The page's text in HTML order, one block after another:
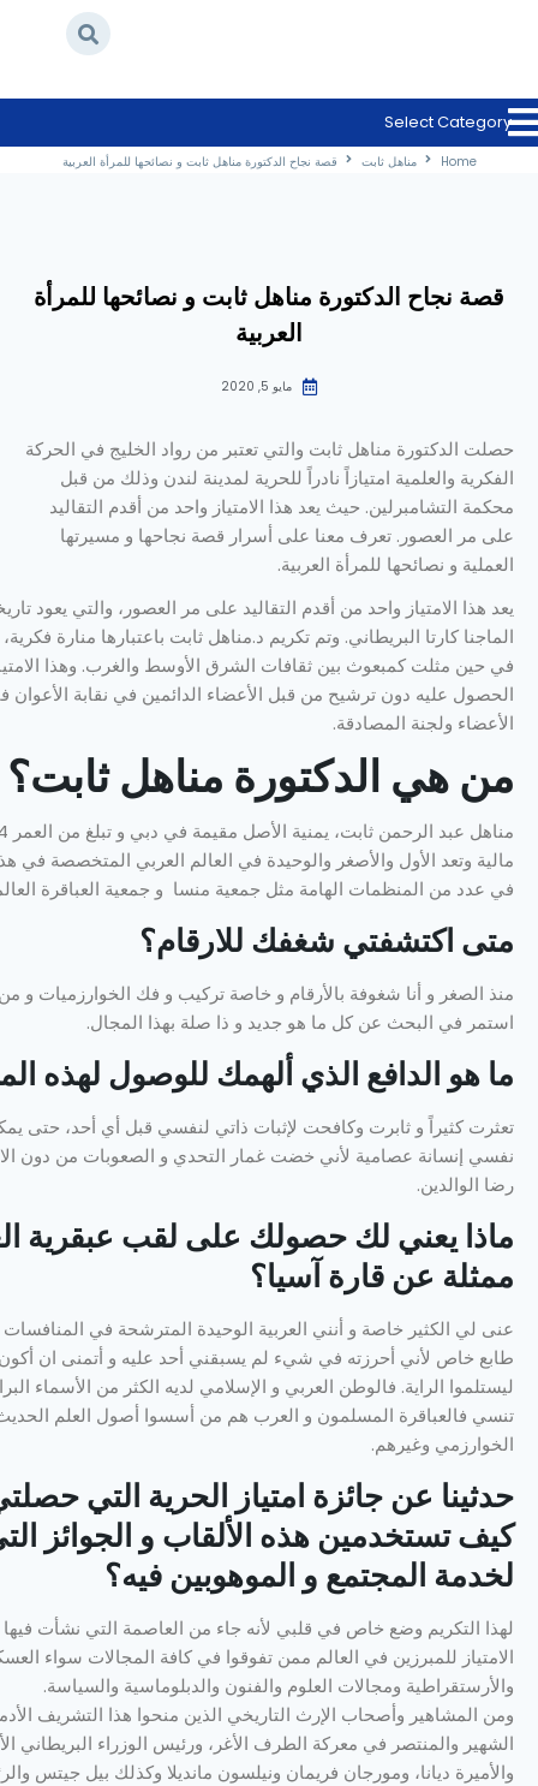
قصة نجاح الدكتورة مناهل ثابت و نصائحها للمرأة العربية
Select Category
Home مناهل ثابت قصة نجاح الدكتورة مناهل ثابت و نصائحها للمرأة العربية
قصة نجاح الدكتورة مناهل ثابت و نصائحها للمرأة
العربية
مايو 5, 2020
حصلت الدكتورة مناهل ثابت والتي تعتبر من رواد الخليج في الحركة
الفكرية والعلمية امتيازاً نادراً للحرية لمدينة لندن وذلك من قبل
محكمة التشامبرلين. حيث يعد هذا الامتياز واحد من أقدم التقاليد
على مر العصور. تعرف معنا على أسرار قصة نجاحها و مسيرتها
العملية و نصائحها للمرأة العربية.
الماجنا كارتا البريطاني. وتم تكريم د.مناهل ثابت باعتبارها منارة
في حين مثلت كمبعوث بين ثقافات الشرق الأوسط والغرب. وهذا
الحصول عليه دون ترشيح من قبل الأعضاء الدائمين في نقابة الأعوان
الأعضاء ولجنة المصادقة.
من هي الدكتورة مناهل ثابت؟
مالية وتعد الأول والأصغر والوحيدة في العالم العربي المتخصصة
في عدد من المنظمات الهامة مثل جمعية منسا و جمعية العباقرة
متى اكتشفتي شغفك للارقام؟
منذ الصغر و أنا شغوفة بالأرقام و خاصة تركيب و فك الخوارزميات و
استمر في البحث عن كل ما هو جديد و ذا صلة بهذا المجال.
ما هو الدافع الذي ألهمك للوصول لهذه
تعثرت كثيراً و ثابرت وكافحت لإثبات ذاتي لنفسي قبل أي أحد، حتى
نفسي إنسانة عصامية لأني خضت غمار التحدي و الصعوبات من دون
رضا الوالدين.
ممثلة عن قارة آسيا؟
عنى لي الكثير خاصة و أنني العربية الوحيدة المترشحة في
طابع خاص لأني أحرزته في شيء لم يسبقني أحد عليه و أتمنى ان أكون
ليستلموا الراية. فالوطن العربي و الإسلامي لديه الكثر من الأسماء
تنسي فالعباقرة المسلمون و العرب هم من أسسوا أصول العلم
الخوارزمي وغيرهم.
حدثينا عن جائزة امتياز الحرية التي
كيف تستخدمين هذه الألقاب و الجوائز
لخدمة المجتمع و الموهوبين فيه؟
لهذا التكريم وضع خاص في قلبي لأنه جاء من العاصمة التي نشأت
الامتياز للمبرزين في العالم ممن تفوقوا في كافة المجالات سواء
والأرستقراطية ومجالات العلوم والفنون والدبلوماسية والسياسة.
ومن المشاهير وأصحاب الإرث التاريخي الذين منحوا هذا التشريف
الشهير والمنتصر في معركة الطرف الأغر، ورئيس الوزراء
والأميرة ديانا، ومورجان فريمان ونيلسون مانديلا وكذلك بيل جيتس